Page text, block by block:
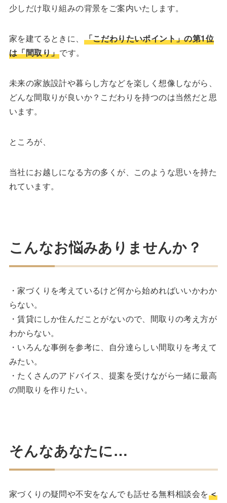
少しだけ取り組みの背景をご案内いたします。
家を建てるときに、 「こだわりたいポイント」の第1位
は「間取り」です。
未来の家族設計や暮らし方などを楽しく想像しながら、
どんな間取りが良いか？こだわりを持つのは当然だと思
います。
ところが、
当社にお越しになる方の多くが、このような思いを持た
れています。
こんなお悩みありませんか？
・家づくりを考えているけど何から始めればいいかわか
らない。
・賃貸にしか住んだことがないので、間取りの考え方が
わからない。
・いろんな事例を参考に、自分達らしい間取りを考えて
みたい。
・たくさんのアドバイス、提案を受けながら一緒に最高
の間取りを作りたい。
そんなあなたに…
家づくりの疑問や不安をなんでも話せる無料相談会を＜